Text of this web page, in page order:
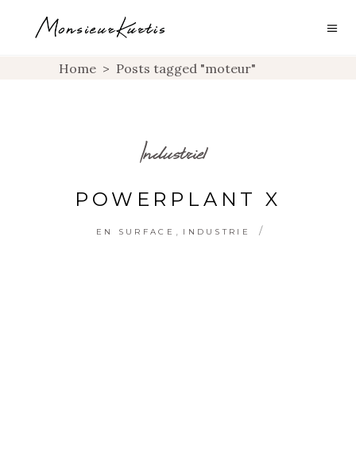
Home > Posts tagged "moteur"
Industriel
POWERPLANT X
EN SURFACE INDUSTRIE